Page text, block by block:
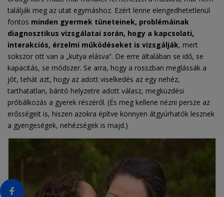
találják meg az utat egymáshoz. Ezért lenne elengedhetetlenül
fontos minden gyermek tüneteinek, problémáinak
diagnosztikus vizsgálatai során, hogy a kapcsolati,
interakciós, érzelmi működéseket is vizsgálják, mert
sokszor ott van a „kutya elásva”. De erre általában se idő, se
kapacitás, se módszer. Se arra, hogy a rosszban meglássák a
jót, tehát azt, hogy az adott viselkedés az egy nehéz,
tarthatatlan, bántó helyzetre adott válasz, megküzdési
próbálkozás a gyerek részéről. (És meg kellene nézni persze az
erősségeit is, hiszen azokra építve könnyen átgyúrhatók lesznek
a gyengeségek, nehézségek is majd.)